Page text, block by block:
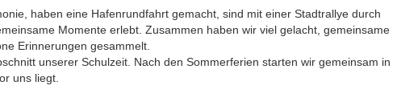
haben eine Hafenrundfahrt gemacht, sind mit einer Stadtrallye durch
Momente erlebt. Zusammen haben wir viel gelacht, gemeinsame
Erinnerungen gesammelt.
unserer Schulzeit. Nach den Sommerferien starten wir gemeinsam in
uns liegt.